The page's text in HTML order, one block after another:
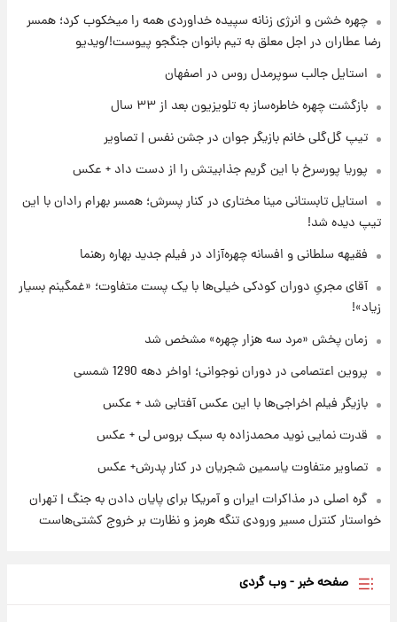
۱۲۹۰ شمسی
۲۱ ساعت پیش
هسته‌ای در آسمان ظاهر شد
رونالدو از گنجینه خودروهای لوکسش رونمایی
علی مطهری: اجرای کامل تفاهم‌نامه اسلام‌آباد،
چهره خشن و انرژی زنانه سپیده خداوردی همه را میخکوب کرد؛ همسر
رضا عطاران در اجل معلق به تیم بانوان جنگجو پیوست!/ویدیو
استایل جالب سوپرمدل روس در اصفهان
بازگشت چهره خاطره‌ساز به تلویزیون بعد از ۳۳ سال
تیپ گل‌گلی خانم بازیگر جوان در جشن نفس | تصاویر
پوریا پورسرخ با این گریم جذابیتش را از دست داد + عکس
استایل تابستانی مینا مختاری در کنار پسرش؛ همسر بهرام رادان با این
تیپ دیده شد!
فقیهه سلطانی و افسانه چهره‌آزاد در فیلم جدید بهاره رهنما
آقای مجریِ دوران کودکی خیلی‌ها با یک پست متفاوت؛ «غمگینم بسیار
زیاد»!
زمان پخش «مرد سه هزار چهره» مشخص شد
پروین اعتصامی در دوران نوجوانی؛ اواخر دهه 1290 شمسی
بازیگر فیلم اخراجی‌ها با این عکس آفتابی شد + عکس
قدرت نمایی نوید محمدزاده به سبک بروس لی + عکس
تصاویر متفاوت یاسمین شجریان در کنار پدرش+ عکس
گره اصلی در مذاکرات ایران و آمریکا برای پایان دادن به جنگ | تهران
خواستار کنترل مسیر ورودی تنگه هرمز و نظارت بر خروج کشتی‌هاست
صفحه خبر - وب گردی